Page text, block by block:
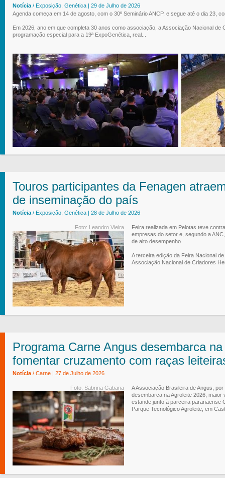
Notícia / Exposição, Genética | 29 de Julho de 2026
Agenda começa em 14 de agosto, com o 30º Seminário ANCP, e segue até o dia 23,
Em 2026, ano em que completa 30 anos como associação, a Associação Nacional
programação especial para a 19ª ExpoGenética, real...
Touros participantes da Fenagen
de inseminação do país
Notícia / Exposição, Genética | 28 de Julho de 2026
Foto: Leandro Vieira
Feira realizada em Pelotas teve
empresas do setor e, segundo a
de alto desempenho
A terceira edição da Feira Nacional
Associação Nacional de Criadores
Programa Carne Angus desembarca
fomentar cruzamento com raças
Notícia / Carne | 27 de Julho de 2026
Foto: Sabrina Gabana
A Associação Brasileira de Angus,
desembarca na Agroleite 2026, maior
estande junto à parceira paranaense
Parque Tecnológico Agroleite, em